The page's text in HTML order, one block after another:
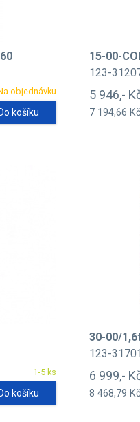
objednávku
Do košíku
15-00-
123-
5 946,-
7 194,66
1-5 ks
Do košíku
30-00/
123-
6 999,-
8 468,79